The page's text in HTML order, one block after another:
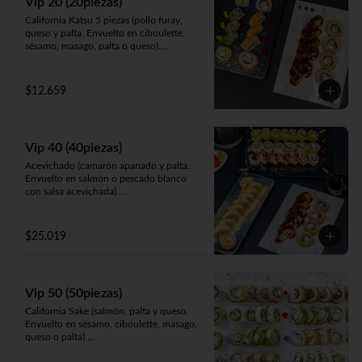
pollo y Frito en panko acompañado de
salsa teriyaki).
California Katsu 5 piezas (pollo furay,
queso y palta. Envuelto en ciboulette,
sésamo, masago, palta o queso).
palta).
Panko Ebi 10 piezas (camarón, queso y
$12.659
Vip 40 (40piezas)
Acevichado (camarón apanado y palta.
Envuelto en salmón o pescado blanco
con salsa acevichada).
almendras y nueces).
Panko Ebi (camarón ecuatoriano, queso y
sésamo, ciboulette, masago, queso o
palta).
$25.019
Vip 50 (50piezas)
California Sake (salmón, palta y queso.
Envuelto en sésamo, ciboulette, masago,
queso o palta).